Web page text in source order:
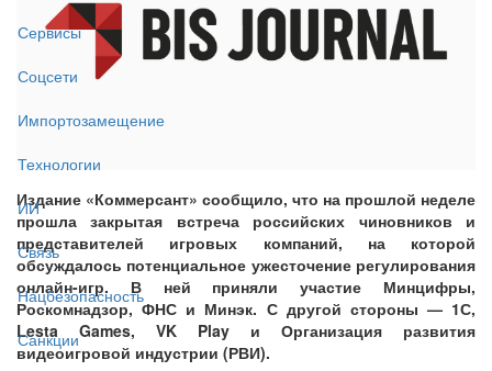
Сервисы
Соцсети
Импортозамещение
Технологии
ИИ
Связь
Нацбезопасность
Санкции
Издание «Коммерсант» сообщило, что на прошлой неделе
прошла закрытая встреча российских чиновников и
представителей игровых компаний, на которой
обсуждалось потенциальное ужесточение регулирования
онлайн-игр. В ней приняли участие Минцифры,
Роскомнадзор, ФНС и Минэк. С другой стороны — 1С,
Lesta Games, VK Play и Организация развития
видеоигровой индустрии (РВИ).